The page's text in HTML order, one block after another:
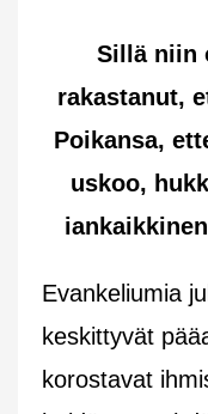
Sillä niin
rakastanut,
Poikansa,
uskoo,
Evankeliumia
keskittyvät
korostavat